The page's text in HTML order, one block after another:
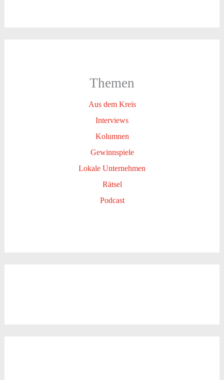
Themen
Aus dem Kreis
Interviews
Kolumnen
Gewinnspiele
Lokale Unternehmen
Rätsel
Podcast